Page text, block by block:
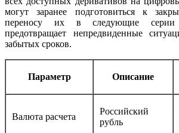
могут заранее подготовиться к
переносу их в следующие серии
предотвращает непредвиденные
забытых сроков.
Параметр Описание
Валюта расчета
Российский
рубль